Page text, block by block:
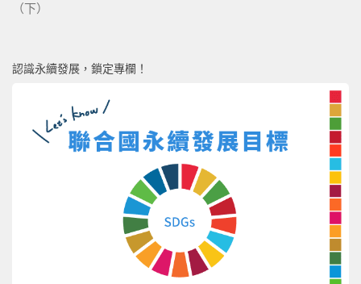
（下）
認識永續發展，鎖定專欄！